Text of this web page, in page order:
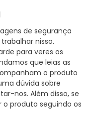
de segurança
nisso.
para veres as
que leias as
o produto
dúvida sobre
nos. Além disso, se
produto seguindo os